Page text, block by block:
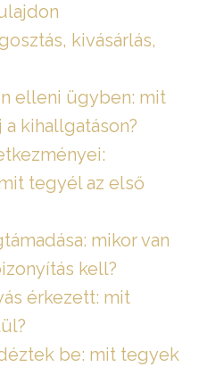
kivásárlás,
elleni ügyben: mit
kihallgatáson?
tegyél az első
mikor van
kell?
érkezett: mit
be: mit tegyek